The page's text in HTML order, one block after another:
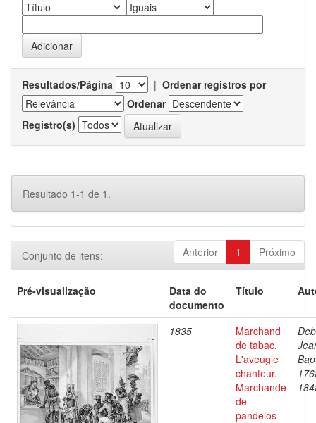
Resultados/Página | Ordenar registros por
Ordenar
Registro(s)
Resultado 1-1 de 1.
Anterior 1 Próximo
Conjunto de itens:
Pré-visualização
Data do
documento
Título
1835
Marchand
de tabac.
L'aveugle
chanteur.
Marchande
de
pandelos